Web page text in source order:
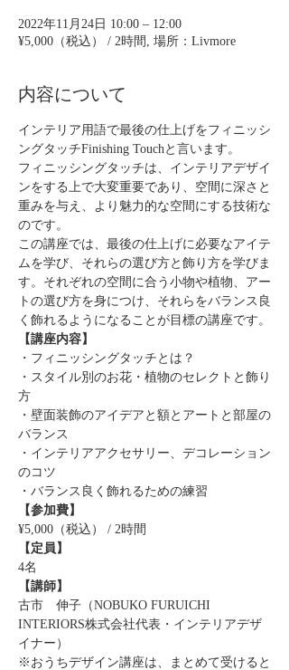
2022年11月24日 10:00 – 12:00
¥5,000（税込） / 2時間, 場所：Livmore
内容について
インテリア用語で最後の仕上げをフィニッシ
ングタッチFinishing Touchと言います。
フィニッシングタッチは、インテリアデザイ
ンをする上で大変重要であり、空間に深さと
重みを与え、より魅力的な空間にする技術な
のです。
この講座では、最後の仕上げに必要なアイテ
ムを学び、それらの選び方と飾り方を学びま
す。それぞれの空間に合う小物や植物、アー
トの選び方を身につけ、それらをバランス良
く飾れるようになることが目標の講座です。
【講座内容】
・フィニッシングタッチとは？
・スタイル別のお花・植物のセレクトと飾り
方
・壁面装飾のアイデアと額とアートと部屋の
バランス
・インテリアアクセサリー、デコレーション
のコツ
・バランス良く飾れるための練習
【参加費】
¥5,000（税込） / 2時間
【定員】
4名
【講師】
古市　伸子（NOBUKO FURUICHI
INTERIORS株式会社代表・インテリアデザ
イナー）
※おうちデザイン講座は、まとめて受けると